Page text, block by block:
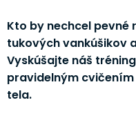
Kto by nechcel pevné
tukových vankúšikov
Vyskúšajte náš
pravidelným
tela.